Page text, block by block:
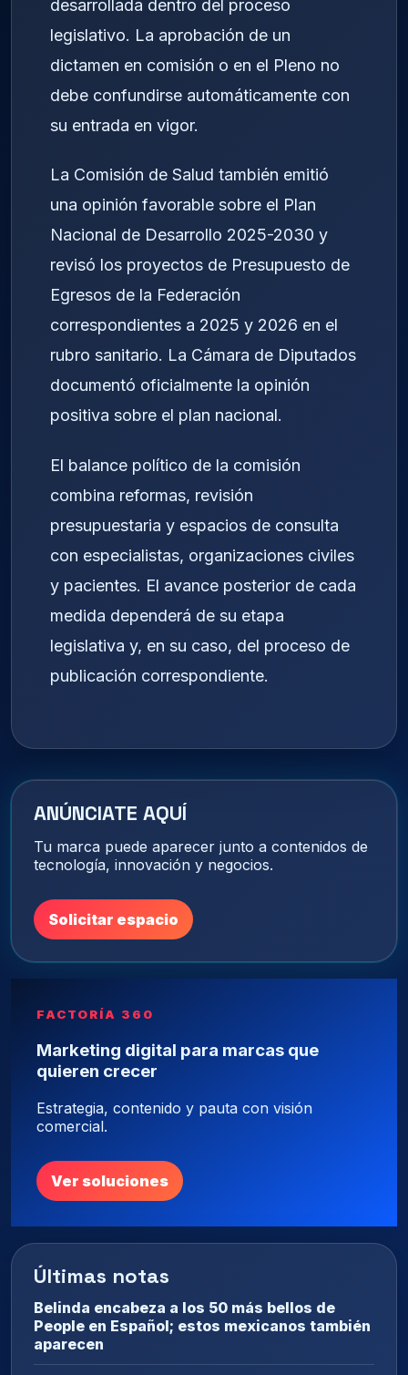
desarrollada dentro del proceso
legislativo. La aprobación de un
dictamen en comisión o en el Pleno no
debe confundirse automáticamente con
su entrada en vigor.
La Comisión de Salud también emitió
una opinión favorable sobre el Plan
Nacional de Desarrollo 2025-2030 y
revisó los proyectos de Presupuesto de
Egresos de la Federación
correspondientes a 2025 y 2026 en el
rubro sanitario. La Cámara de Diputados
documentó oficialmente la opinión
positiva sobre el plan nacional.
El balance político de la comisión
combina reformas, revisión
presupuestaria y espacios de consulta
con especialistas, organizaciones civiles
y pacientes. El avance posterior de cada
medida dependerá de su etapa
legislativa y, en su caso, del proceso de
publicación correspondiente.
ANÚNCIATE AQUÍ
Tu marca puede aparecer junto a contenidos de
tecnología, innovación y negocios.
Solicitar espacio
FACTORÍA 360
Marketing digital para marcas que
quieren crecer
Estrategia, contenido y pauta con visión
comercial.
Ver soluciones
Últimas notas
Belinda encabeza a los 50 más bellos de
People en Español; estos mexicanos también
aparecen